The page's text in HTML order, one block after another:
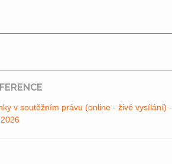
v soutěžním právu (online - živé vysílání) -